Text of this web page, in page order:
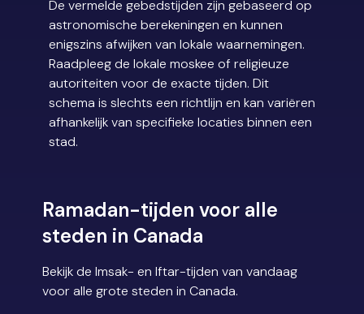
De vermelde gebedstijden zijn gebaseerd op
astronomische berekeningen en kunnen
enigszins afwijken van lokale waarnemingen.
Raadpleeg de lokale moskee of religieuze
autoriteiten voor de exacte tijden. Dit
schema is slechts een richtlijn en kan variëren
afhankelijk van specifieke locaties binnen een
stad.
Ramadan-tijden voor alle
steden in Canada
Bekijk de Imsak- en Iftar-tijden van vandaag
voor alle grote steden in Canada.